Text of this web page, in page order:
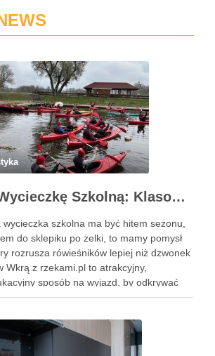
Pomysł na Wycieczkę Szkolną: Klasowy Wyjazd, Najciekawszy Cel – Spływ Wkrą z rzekami.pl
szkolna ma być hitem sezonu,
do sklepiku po żelki, to mamy pomysł
rozrusza rówieśników lepiej niż dzwonek
Wkrą z rzekami.pl to atrakcyjny,
sposób na wyjazd, by odkrywać
poznać ciekawe miejsca i …